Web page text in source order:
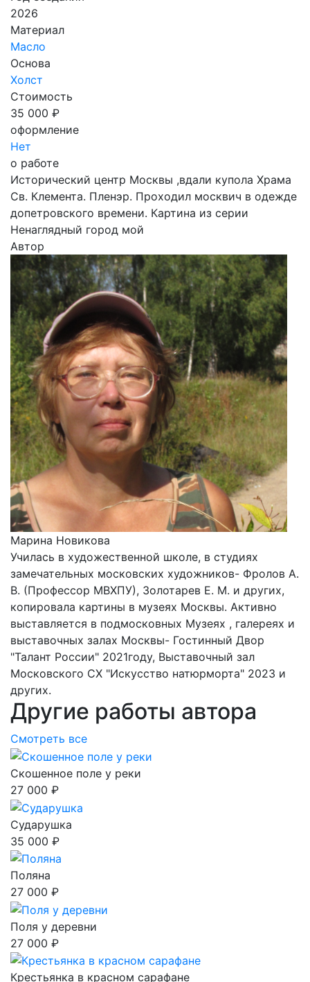
2026
Материал
Масло
Основа
Холст
Стоимость
35 000 ₽
оформление
Нет
о работе
Исторический центр Москвы ,вдали купола Храма
Св. Клемента. Пленэр. Проходил москвич в одежде
допетровского времени. Картина из серии
Ненаглядный город мой
Автор
Марина Новикова
Училась в художественной школе, в студиях
замечательных московских художников- Фролов А.
В. (Профессор МВХПУ), Золотарев Е. М. и других,
копировала картины в музеях Москвы. Активно
выставляется в подмосковных Музеях , галереях и
выставочных залах Москвы- Гостинный Двор
"Талант России" 2021году, Выставочный зал
Московского СХ "Искусство натюрморта" 2023 и
других.
Другие работы автора
Смотреть все
Скошенное поле у реки
27 000 ₽
Сударушка
35 000 ₽
Поляна
27 000 ₽
Поля у деревни
27 000 ₽
Крестьянка в красном сарафане